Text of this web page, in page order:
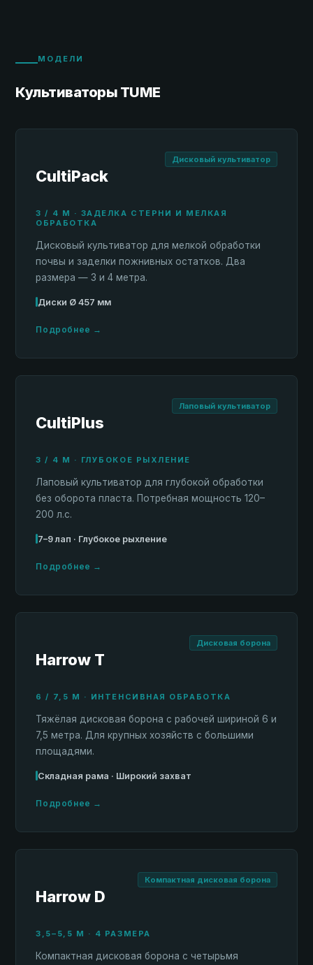
МОДЕЛИ
Культиваторы TUME
CultiPack
Дисковый культиватор
3 / 4 М · ЗАДЕЛКА СТЕРНИ И МЕЛКАЯ
ОБРАБОТКА
Дисковый культиватор для мелкой обработки
почвы и заделки пожнивных остатков. Два
размера — 3 и 4 метра.
Диски Ø 457 мм
Подробнее →
CultiPlus
Лаповый культиватор
3 / 4 М · ГЛУБОКОЕ РЫХЛЕНИЕ
Лаповый культиватор для глубокой обработки
без оборота пласта. Потребная мощность 120–
200 л.с.
7–9 лап · Глубокое рыхление
Подробнее →
Harrow T
Дисковая борона
6 / 7,5 М · ИНТЕНСИВНАЯ ОБРАБОТКА
Тяжёлая дисковая борона с рабочей шириной 6 и
7,5 метра. Для крупных хозяйств с большими
площадями.
Складная рама · Широкий захват
Подробнее →
Harrow D
Компактная дисковая борона
3,5–5,5 М · 4 РАЗМЕРА
Компактная дисковая борона с четырьмя